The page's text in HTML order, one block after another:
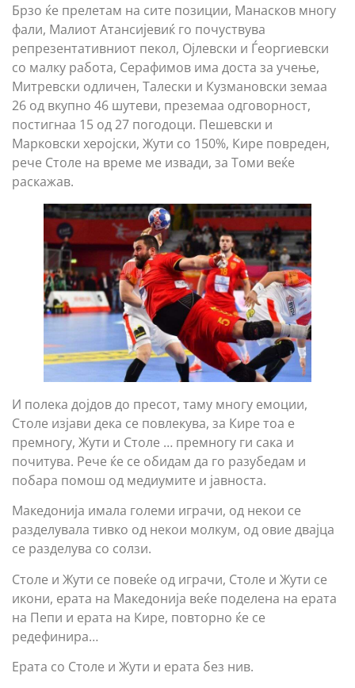
Брзо ќе прелетам на сите позиции, Манасков многу
фали, Малиот Атансијевиќ го почуствува
репрезентативниот пекол, Ојлевски и Ѓеоргиевски
со малку работа, Серафимов има доста за учење,
Митревски одличен, Талески и Кузмановски земаа
26 од вкупно 46 шутеви, преземаа одговорност,
постигнаа 15 од 27 погодоци. Пешевски и
Марковски херојски, Жути со 150%, Кире повреден,
рече Столе на време ме извади, за Томи веќе
раскажав.
И полека дојдов до пресот, таму многу емоции,
Столе изјави дека се повлекува, за Кире тоа е
премногу, Жути и Столе … премногу ги сака и
почитува. Рече ќе се обидам да го разубедам и
побара помош од медиумите и јавноста.
Македoнија имала големи играчи, од некои се
разделувала тивко од некои молкум, од овие двајца
се разделува со солзи.
Столе и Жути се повеќе од играчи, Столе и Жути се
икони, ерата на Македонија веќе поделена на ерата
на Пепи и ерата на Кире, повторно ќе се
редефинира…
Ерата со Столе и Жути и ерата без нив.